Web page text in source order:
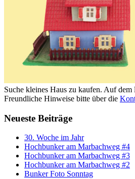
Suche kleines Haus zu kaufen. Auf dem
Freundliche Hinweise bitte über die
Neueste Beiträge
30. Woche im Jahr
Hochbunker am Marbachweg #4
Hochbunker am Marbachweg #3
Hochbunker am Marbachweg #2
Bunker Foto Sonntag